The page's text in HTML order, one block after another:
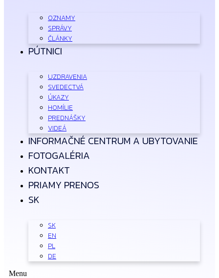
OZNAMY
SPRÁVY
ČLÁNKY
PÚTNICI
UZDRAVENIA
SVEDECTVÁ
ÚKAZY
HOMÍLIE
PREDNÁŠKY
VIDEÁ
INFORMAČNÉ CENTRUM A UBYTOVANIE
FOTOGALÉRIA
KONTAKT
PRIAMY PRENOS
SK
SK
EN
PL
DE
Menu